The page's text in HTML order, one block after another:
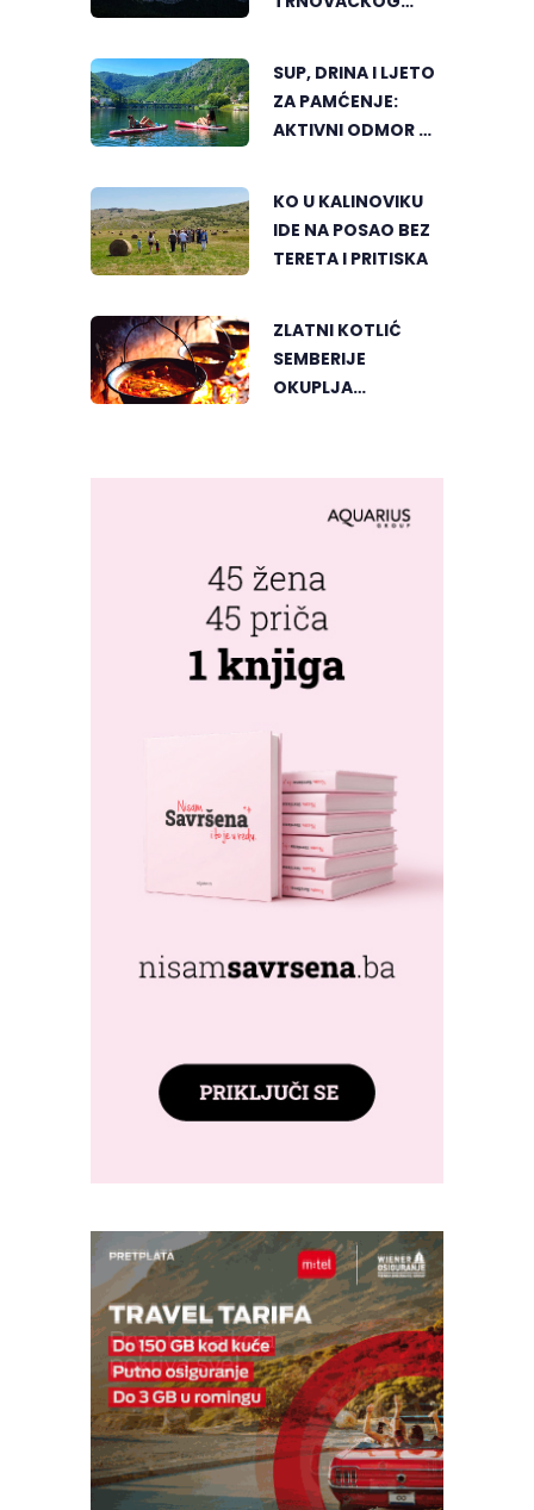
SUP, DRINA I LJETO
ZA PAMĆENJE:
AKTIVNI ODMOR U
KO U KALINOVIKU
IDE NA POSAO BEZ
TERETA I PRITISKA
ZLATNI KOTLIĆ
SEMBERIJE
OKUPLJA
U DVOROVIMA